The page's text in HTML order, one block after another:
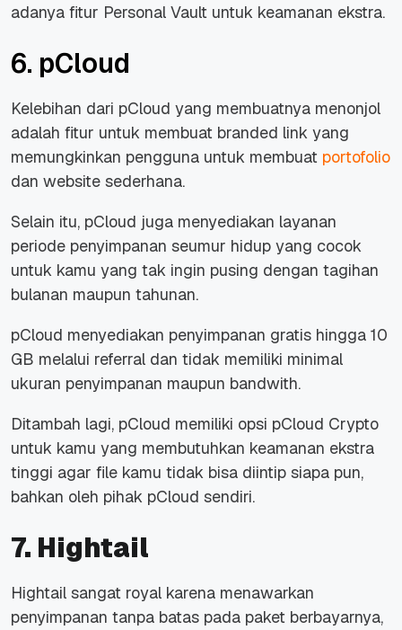
adanya fitur Personal Vault untuk keamanan ekstra.
6. pCloud
Kelebihan dari pCloud yang membuatnya menonjol
adalah fitur untuk membuat branded link yang
memungkinkan pengguna untuk membuat portofolio
dan website sederhana.
Selain itu, pCloud juga menyediakan layanan
periode penyimpanan seumur hidup yang cocok
untuk kamu yang tak ingin pusing dengan tagihan
bulanan maupun tahunan.
pCloud menyediakan penyimpanan gratis hingga 10
GB melalui referral dan tidak memiliki minimal
ukuran penyimpanan maupun bandwith.
Ditambah lagi, pCloud memiliki opsi pCloud Crypto
untuk kamu yang membutuhkan keamanan ekstra
tinggi agar file kamu tidak bisa diintip siapa pun,
bahkan oleh pihak pCloud sendiri.
7. Hightail
Hightail sangat royal karena menawarkan
penyimpanan tanpa batas pada paket berbayarnya,